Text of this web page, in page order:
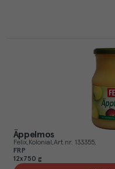
Äppelmos
Felix Kolonial Art.nr. 133355
FRP
12x750 g